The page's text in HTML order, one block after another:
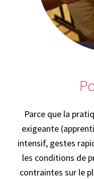
Parce que la
exigeante
intensif, gestes
les conditions de
contraintes sur le